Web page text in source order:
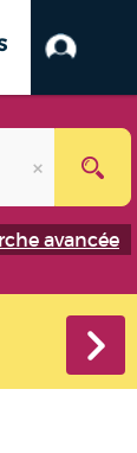
avancée